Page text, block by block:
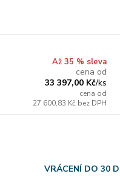
Až 35 % sleva
cena od
33 397,00 Kč/ks
cena od
27 600,83 Kč bez DPH
VRÁCENÍ DO 30